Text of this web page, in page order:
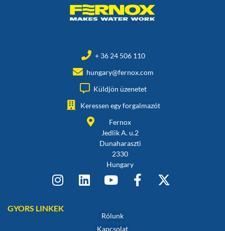
+ 36 24 506 110
hungary@fernox.com
Küldjön üzenetet
Keressen egy forgalmazót
Fernox
Jedlik A. u.2
Dunaharaszti
2330
Hungary
GYORS LINKEK
Rólunk
Kapcsolat